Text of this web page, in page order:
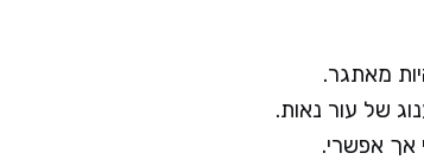
מאתגר.
של עור נאות.
אך אפשרי.